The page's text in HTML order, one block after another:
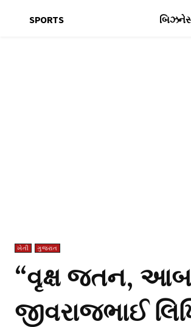
SPORTS
ખેતી ગુજરાત
“વૃક્ષ જતન,
જીવરાજભાઈ